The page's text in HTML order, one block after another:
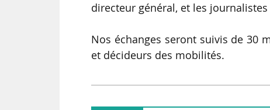
directeur général, et les
Nos échanges seront suivis de 30
et décideurs des mobilités.